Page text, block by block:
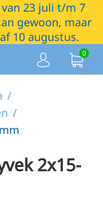
23 juli t/m 7
gewoon, maar
10 augustus.
0
/
/
2x15-